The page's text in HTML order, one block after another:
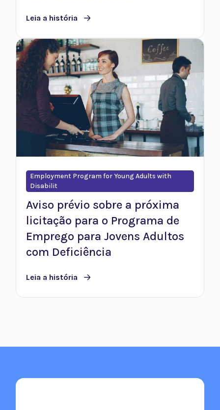
Leia a história
Employment Program for Young Adults with
Disabilit
Aviso prévio sobre a próxima
licitação para o Programa de
Emprego para Jovens Adultos
com Deficiência
Leia a história